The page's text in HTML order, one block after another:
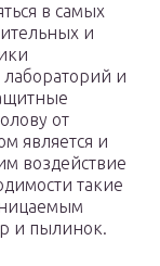
в самых
и
лабораторий и
от
является и
воздействие
такие
и пылинок.